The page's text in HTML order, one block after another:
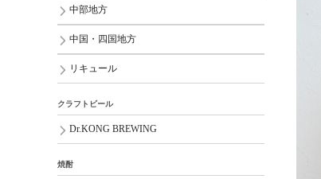
中部地方
中国・四国地方
リキュール
クラフトビール
Dr.KONG BREWING
焼酎